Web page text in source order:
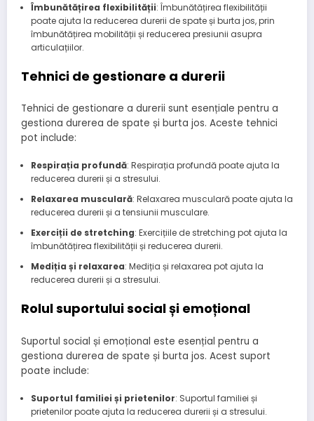
Îmbunătățirea flexibilității: Îmbunătățirea flexibilității
poate ajuta la reducerea durerii de spate și burta jos, prin
îmbunătățirea mobilității și reducerea presiunii asupra
articulațiilor.
Tehnici de gestionare a durerii
Tehnici de gestionare a durerii sunt esențiale pentru a
gestiona durerea de spate și burta jos. Aceste tehnici
pot include:
Respirația profundă: Respirația profundă poate ajuta la
reducerea durerii și a stresului.
Relaxarea musculară: Relaxarea musculară poate ajuta la
reducerea durerii și a tensiunii musculare.
Exerciții de stretching: Exercițiile de stretching pot ajuta la
îmbunătățirea flexibilității și reducerea durerii.
Mediția și relaxarea: Mediția și relaxarea pot ajuta la
reducerea durerii și a stresului.
Rolul suportului social și emoțional
Suportul social și emoțional este esențial pentru a
gestiona durerea de spate și burta jos. Acest suport
poate include:
Suportul familiei și prietenilor: Suportul familiei și
prietenilor poate ajuta la reducerea durerii și a stresului.